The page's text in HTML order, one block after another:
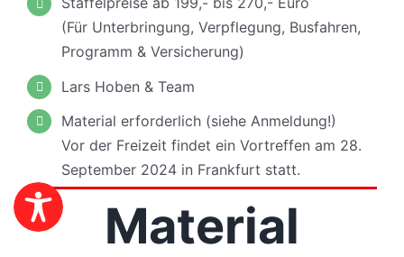
(Für Unterbringung, Verpflegung, Busfahren,
Programm & Versicherung)
Lars Hoben & Team
Material erforderlich (siehe Anmeldung!)
Vor der Freizeit findet ein Vortreffen am 28.
September 2024 in Frankfurt statt.
Material